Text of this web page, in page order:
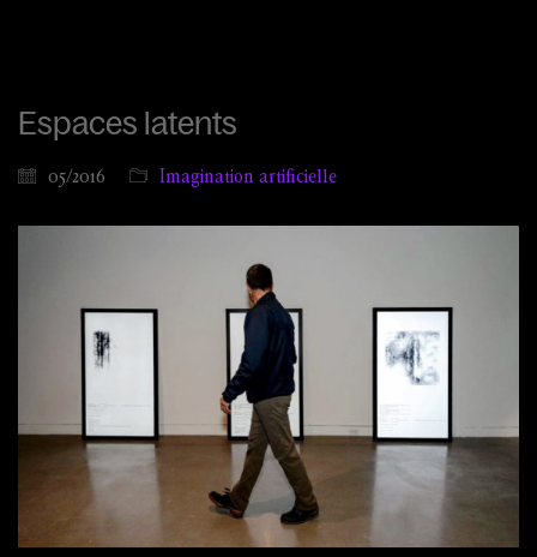
Espaces latents
05/2016 Imagination artificielle